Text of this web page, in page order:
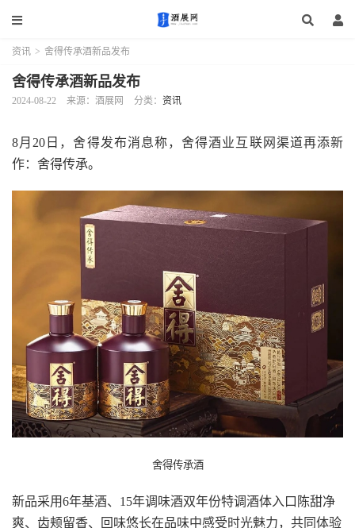
资讯 > 舍得传承酒新品发布
舍得传承酒新品发布
2024-08-22 来源：酒展网 分类： 资讯
8月20日，舍得发布消息称，舍得酒业互联网渠道再添新
作：舍得传承。
舍得传承酒
新品采用6年基酒、15年调味酒双年份特调酒体入口陈甜净
爽、齿颊留香、回味悠长在品味中感受时光魅力，共同体验